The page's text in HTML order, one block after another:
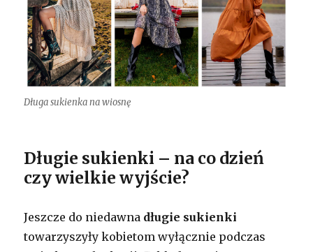
Długa sukienka na wiosnę
Długie sukienki – na co dzień
czy wielkie wyjście?
Jeszcze do niedawna długie sukienki
towarzyszyły kobietom wyłącznie podczas